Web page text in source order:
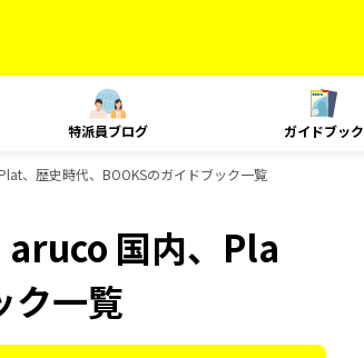
特派員ブログ ガイドブック
、歴史時代、BOOKSのガイドブック一覧
aruco 国内、Pla
ク一覧